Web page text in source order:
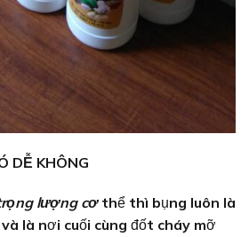
DỄ KHÔNG
lượng cơthể thì bụng luôn là
là nơi cuối cùng đốt cháy mỡ